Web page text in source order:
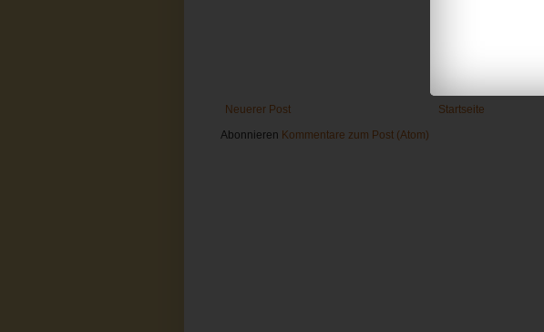
Neuerer Post
Startseite
Abonnieren Kommentare zum Post (Atom)